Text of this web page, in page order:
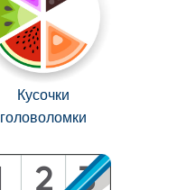
Кусочки
головоломки